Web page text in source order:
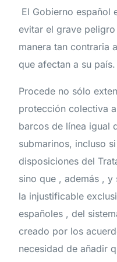
El Gobierno español
evitar el grave
manera tan contraria
que afectan a su país.
Procede no sólo
protección colectiva
barcos de línea igual
submarinos, incluso
disposiciones del
sino que , además ,
la injustificable
españoles , del
creado por los
necesidad de añadir